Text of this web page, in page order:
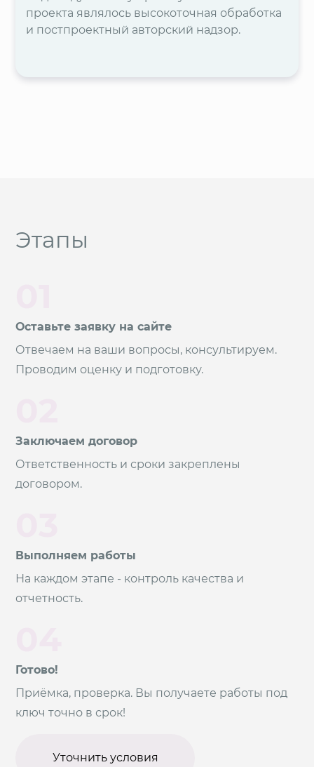
проекта являлось высокоточная обработка
и постпроектный авторский надзор.
Этапы
Оставьте заявку на сайте
Отвечаем на ваши вопросы, консультируем.
Проводим оценку и подготовку.
Заключаем договор
Ответственность и сроки закреплены
договором.
Выполняем работы
На каждом этапе - контроль качества и
отчетность.
Готово!
Приёмка, проверка. Вы получаете работы под
ключ точно в срок!
Уточнить условия